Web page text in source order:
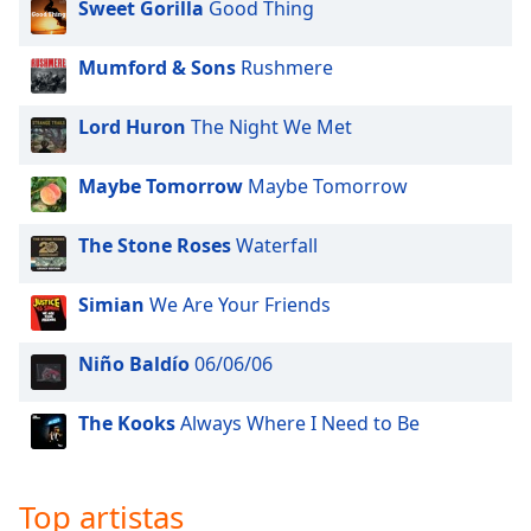
Opacity
Caption
Area
Background
Color
Opacity
Font
Size
Edge
Sweet Gorilla Good Thing
Mumford & Sons Rushmere
Lord Huron The Night We Met
Maybe Tomorrow Maybe Tomorrow
The Stone RosesWaterfall
Simian We Are Your Friends
Niño Baldío06/06/06
The KooksAlways Where I Need to Be
Top artistas